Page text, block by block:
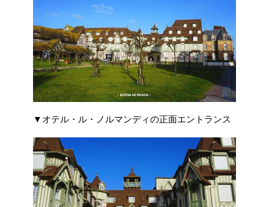
▼オテル・ル・ノルマンディの正面エントランス